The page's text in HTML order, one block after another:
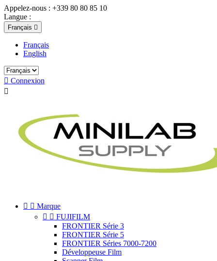
Appelez-nous : +339 80 80 85 10
Langue :
Français 
Français
English
 Connexion

  Marque
  FUJIFILM
FRONTIER Série 3
FRONTIER Série 5
FRONTIER Séries 7000-7200
Développeuse Film